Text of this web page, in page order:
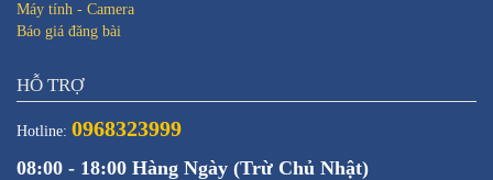
Máy tính - Camera
Báo giá đăng bài
HỖ TRỢ
Hotline: 0968323999
08:00 - 18:00 Hàng Ngày (Trừ Chủ Nhật)